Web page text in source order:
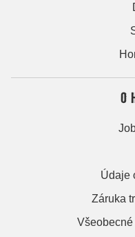
O
Údaje
Záruka